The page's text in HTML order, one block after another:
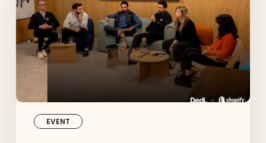
EVENT
en-
Provence
ce
qu’il
fallait
pour
accélérer
2026